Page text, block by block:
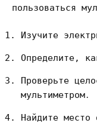
пользоваться
Изучите
Определите,
Проверьте
мультиметром․
Найдите место